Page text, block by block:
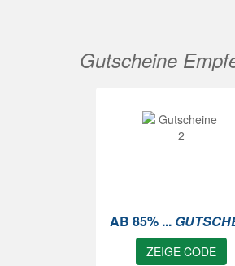
Gutscheine
AB 85% ...
ZEIGE CODE